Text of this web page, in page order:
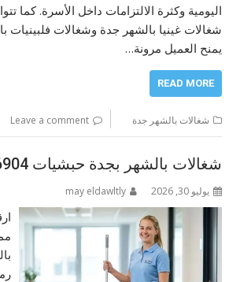
اليومية وكثرة الالتزامات داخل الأسرة. كما
شغالات غينيا بالشهر جدة وشغالات فلبينيات
يمنح العميل مرونة…
READ MORE
شغالات بالشهر جدة Leave a comment
شغالات بالشهر بجدة حبشيات 0562346904
يوليو 30, 2026 may eldawltly